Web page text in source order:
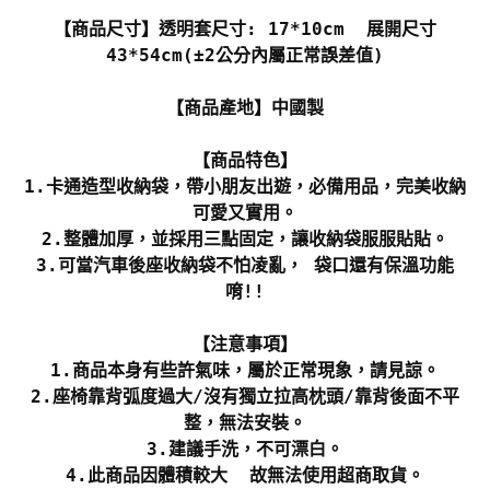
【商品尺寸】透明套尺寸: 17*10cm 展開尺寸
43*54cm(±2公分內屬正常誤差值)
【商品產地】中國製
【商品特色】
1.卡通造型收納袋，帶小朋友出遊，必備用品，完美收納
可愛又實用。
2.整體加厚，並採用三點固定，讓收納袋服服貼貼。
3.可當汽車後座收納袋不怕凌亂， 袋口還有保溫功能
唷!!
【注意事項】
1.商品本身有些許氣味，屬於正常現象，請見諒。
2.座椅靠背弧度過大/沒有獨立拉高枕頭/靠背後面不平
整，無法安裝。
3.建議手洗，不可漂白。
4.此商品因體積較大 故無法使用超商取貨。